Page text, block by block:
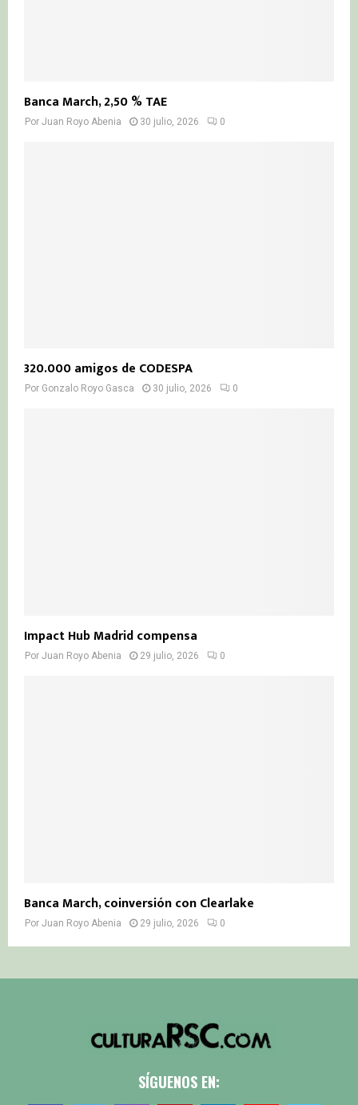
Banca March, 2,50 % TAE
Por Juan Royo Abenia 30 julio, 2026 0
320.000 amigos de CODESPA
Por Gonzalo Royo Gasca 30 julio, 2026 0
Impact Hub Madrid compensa
Por Juan Royo Abenia 29 julio, 2026 0
Banca March, coinversión con Clearlake
Por Juan Royo Abenia 29 julio, 2026 0
SÍGUENOS EN: